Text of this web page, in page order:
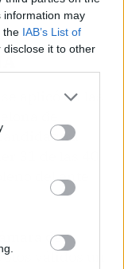
information may
the IAB’s List of
it to other
aplicó en las
31 de las 40
del ente
de
válidos un